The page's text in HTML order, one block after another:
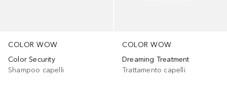
COLOR WOW
Color Security
Shampoo capelli
COLOR WOW
Dreaming Treatment
Trattamento capelli